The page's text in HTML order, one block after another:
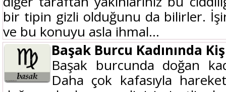
bir tipin gizli olduğunu da bilirler.
ve bu konuyu asla ihmal...
Başak Burcu Kadınında
Başak burcunda doğan
Daha çok kafasıyla